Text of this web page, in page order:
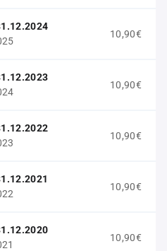
10,90€
10,90€
10,90€
10,90€
10,90€